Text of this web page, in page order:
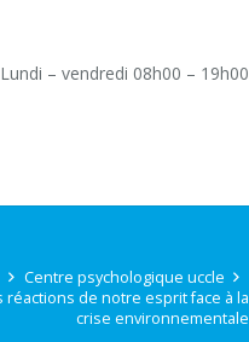
Lundi – vendredi 08h00 – 19h00
Centre psychologique uccle
de notre esprit face à la
crise environnementale